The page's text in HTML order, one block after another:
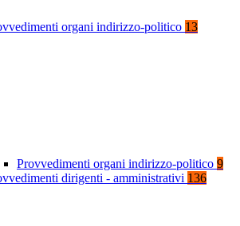
organi indirizzo-politico 13
Provvedimenti organi indirizzo-politico 9
dirigenti - amministrativi 136